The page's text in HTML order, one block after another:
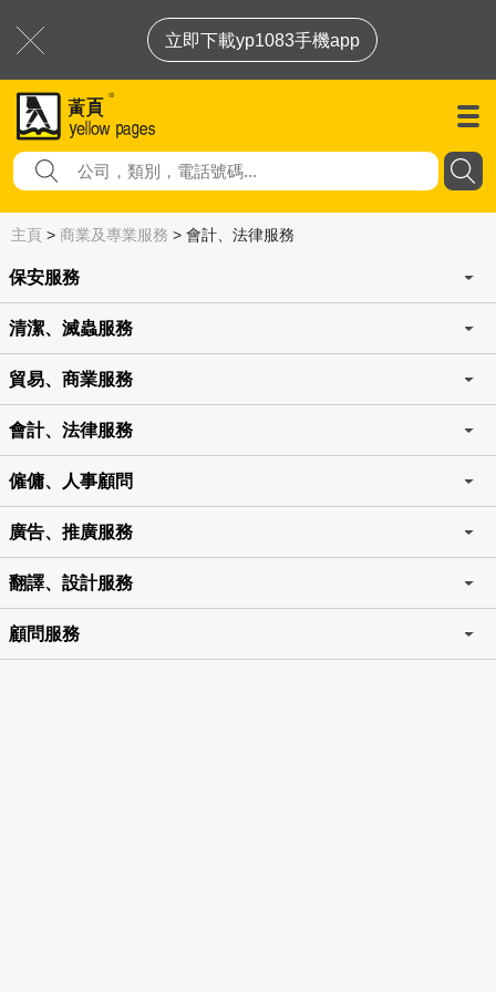
立即下載yp1083手機app
主頁 > 商業及專業服務 > 會計、法律服務
保安服務
清潔、滅蟲服務
貿易、商業服務
會計、法律服務
僱傭、人事顧問
廣告、推廣服務
翻譯、設計服務
顧問服務